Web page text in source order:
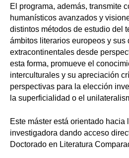
El programa, además, transmite
humanísticos avanzados y
distintos métodos de estudio del
ámbitos literarios europeos y sus
extracontinentales desde
esta forma, promueve el
interculturales y su apreciación
perspectivas para la elección
la superficialidad o el
Este máster está orientado hacia
investigadora dando acceso
Doctorado en Literatura